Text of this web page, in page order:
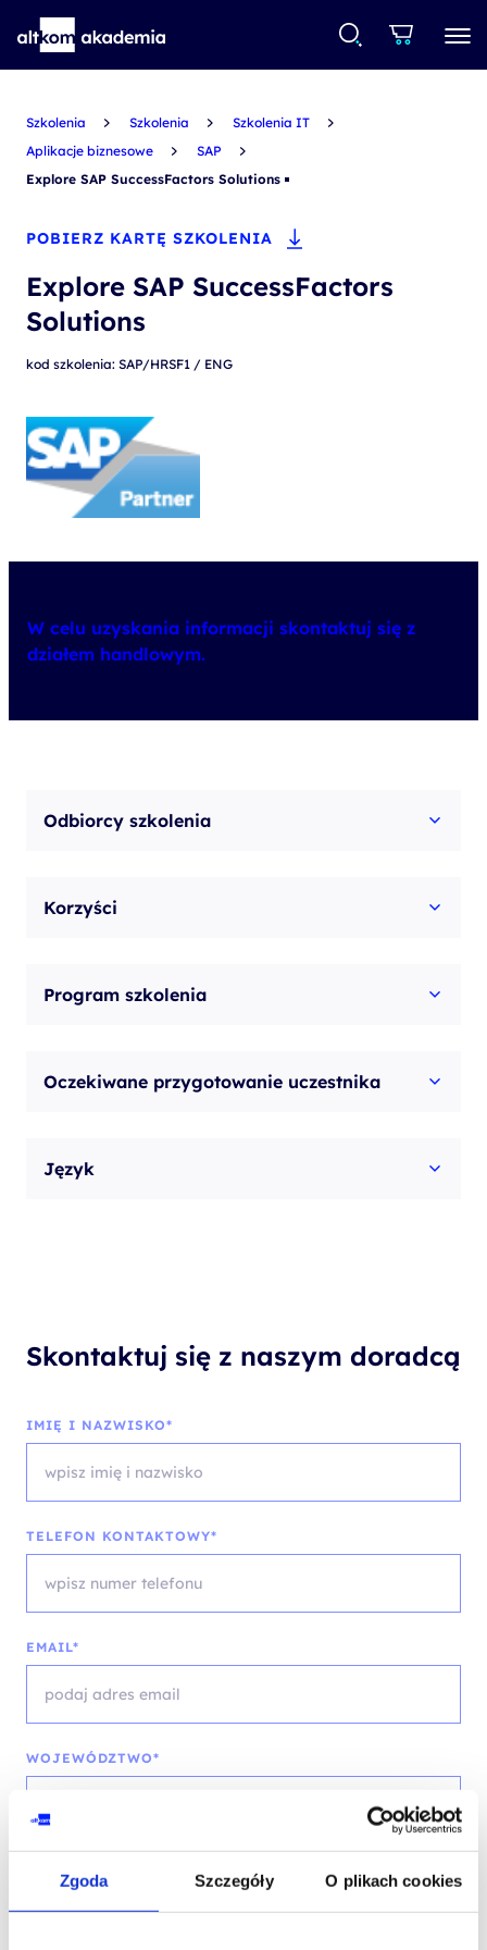
Zgoda Szczegóły O plikach cookies
Szkolenia Szkolenia
Szkolenia IT
Aplikacje biznesowe
SAP
Explore SAP SuccessFactors Solutions
POBIERZ KARTĘ SZKOLENIA
Explore SAP SuccessFactors
Solutions
kod szkolenia: SAP/HRSF1 / ENG
W celu uzyskania informacji skontaktuj się z
działem handlowym.
Odbiorcy szkolenia
Korzyści
Program szkolenia
Oczekiwane przygotowanie uczestnika
Język
Skontaktuj się z naszym doradcą
IMIĘ I NAZWISKO*
TELEFON KONTAKTOWY*
EMAIL*
WOJEWÓDZTWO*